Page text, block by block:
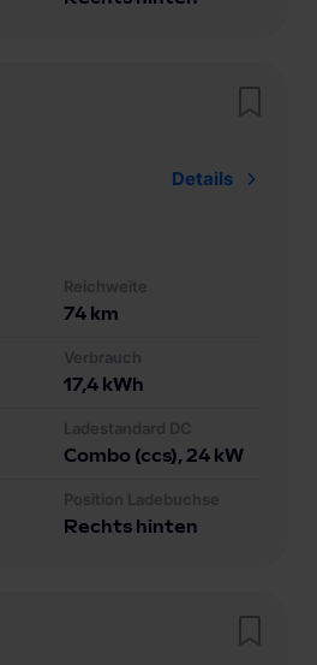
Details
Reichweite
74 km
Verbrauch
17,4 kWh
Ladestandard DC
Combo (ccs), 24 kW
Position Ladebuchse
Rechts hinten